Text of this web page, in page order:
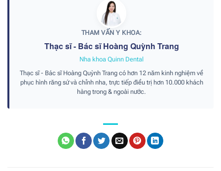
THAM VẤN Y KHOA:
Thạc sĩ - Bác sĩ Hoàng Quỳnh Trang
Nha khoa Quinn Dental
Thạc sĩ - Bác sĩ Hoàng Quỳnh Trang có hơn 12 năm kinh nghiệm về
phục hình răng sứ và chỉnh nha, trực tiếp điều trị hơn 10.000 khách
hàng trong & ngoài nước.